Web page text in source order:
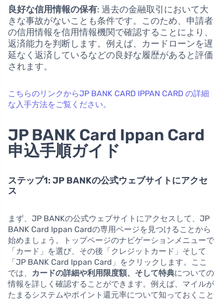
良好な信用情報の保有: 過去の金融取引において大
きな事故がないことも条件です。このため、申請者
の信用情報を信用情報機関で確認することにより、
返済能力を判断します。例えば、カードローンを遅
延なく返済しているなどの良好な履歴があると評価
されます。
こちらのリンクからJP BANK CARD IPPAN CARD の詳細
な入手方法をご覧ください。
JP BANK Card Ippan Card
申込手順ガイド
ステップ1: JP BANKの公式ウェブサイトにアクセ
ス
まず、JP BANKの公式ウェブサイトにアクセスして、JP
BANK Card Ippan Cardの専用ページを見つけることから
始めましょう。トップページのナビゲーションメニューで
「カード」を選び、その後「クレジットカード」そして
「JP BANK Card Ippan Card」をクリックします。ここ
では、 カードの詳細や利用限度額、そして特典についての
情報を詳しく確認することができます。例えば、マイルが
たまるシステムやポイント還元率について知っておくこと